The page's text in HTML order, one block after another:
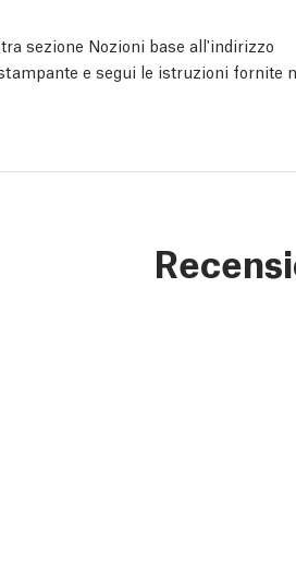
sezione Nozioni base all'indirizzo
e segui le istruzioni fornite